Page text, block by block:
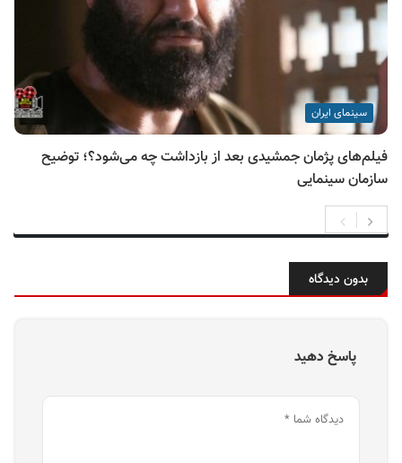
سینمای ایران
فیلم‌های پژمان جمشیدی بعد از بازداشت چه می‌شود؟؛ توضیح
سازمان سینمایی
بدون دیدگاه
پاسخ دهید